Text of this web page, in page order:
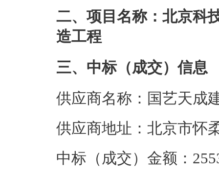
二、项目名称：北京科
造工程
三、中标（成交）信息
供应商名称：国艺天成
供应商地址：北京市怀
中标（成交）金额：